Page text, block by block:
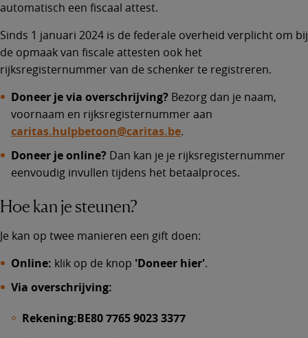
automatisch een fiscaal attest.
Sinds 1 januari 2024 is de federale overheid verplicht om bij
de opmaak van fiscale attesten ook het
rijksregisternummer van de schenker te registreren.
Doneer je via overschrijving? Bezorg dan je naam,
voornaam en rijksregisternummer aan
caritas.hulpbetoon@caritas.be.
Doneer je online? Dan kan je je rijksregisternummer
eenvoudig invullen tijdens het betaalproces.
Hoe kan je steunen?
Je kan op twee manieren een gift doen:
Online: klik op de knop 'Doneer hier'.
Via overschrijving:
Rekening:BE80 7765 9023 3377